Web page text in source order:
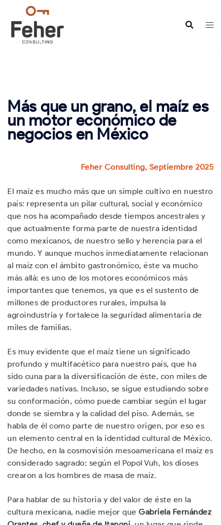
contenido
Más que un grano, el maíz es
un motor económico de
negocios en México
Feher Consulting, Septiembre 2025
El maíz es mucho más que un simple cultivo en nuestro
país: representa un pilar cultural, social y económico
que nos ha acompañado desde tiempos ancestrales y
que actualmente forma parte de nuestra identidad
como mexicanos, de nuestro sello y herencia para el
mundo. Y aunque muchos inmediatamente relacionan
al maíz con el ámbito gastronómico, éste va mucho
más allá: es uno de los motores económicos más
importantes que tenemos, ya que es el sustento de
millones de productores rurales, impulsa la
agroindustria y fortalece la seguridad alimentaria de
miles de familias.
Es muy evidente que el maíz tiene un significado
profundo y multifacético para nuestro país, que ha
sido cuna para la diversificación de éste, con miles de
variedades nativas. Incluso, se sigue estudiando sobre
su conformación, cómo puede cambiar según el lugar
donde se siembra y la calidad del piso. Además, se
habla de él como parte de nuestro origen, por eso es
un elemento central en la identidad cultural de México.
De hecho, en la cosmovisión mesoamericana el maíz es
considerado sagrado: según el Popol Vuh, los dioses
crearon a los hombres de masa de maíz.
Para hablar de su historia y del valor de éste en la
cultura mexicana, nadie mejor que Gabriela Fernández